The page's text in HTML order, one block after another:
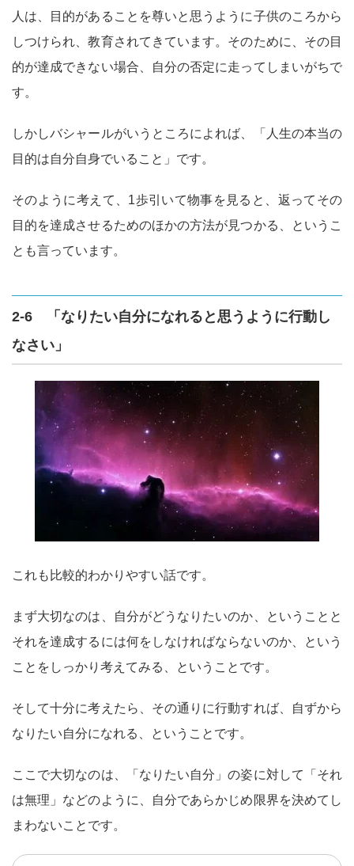
人は、目的があることを尊いと思うように子供のころから
しつけられ、教育されてきています。そのために、その目
的が達成できない場合、自分の否定に走ってしまいがちで
す。
しかしバシャールがいうところによれば、「人生の本当の
目的は自分自身でいること」です。
そのように考えて、1歩引いて物事を見ると、返ってその
目的を達成させるためのほかの方法が見つかる、というこ
とも言っています。
2-6 「なりたい自分になれると思うように行動し
なさい」
これも比較的わかりやすい話です。
まず大切なのは、自分がどうなりたいのか、ということと
それを達成するには何をしなければならないのか、という
ことをしっかり考えてみる、ということです。
そして十分に考えたら、その通りに行動すれば、自ずから
なりたい自分になれる、ということです。
ここで大切なのは、「なりたい自分」の姿に対して「それ
は無理」などのように、自分であらかじめ限界を決めてし
まわないことです。